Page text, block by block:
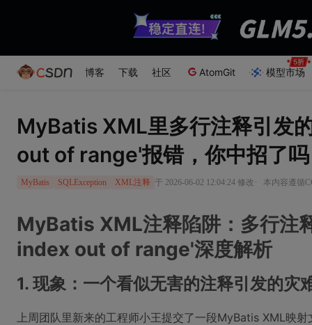
博客 下载 社区 AtomGit 模型市场
MyBatis XML里多行注释引发
out of range'报错，你中招了
MyBatis SQLException XML注释 于 2026-06-02 12:04:24 修改 · 本内容遵循
MyBatis XML注释陷阱：多行注
index out of range'深度解析
1. 现象：一个看似无害的注释引发的灾
上周团队里新来的工程师小王提交了一段MyBatis XML映